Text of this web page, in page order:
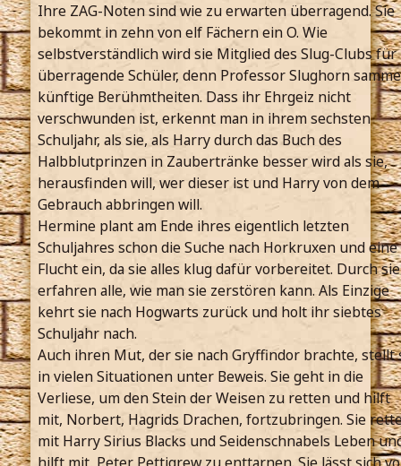
Ihre ZAG-Noten sind wie zu erwarten überragend. Sie
bekommt in zehn von elf Fächern ein O. Wie
selbstverständlich wird sie Mitglied des Slug-Clubs für
überragende Schüler, denn Professor Slughorn
künftige Berühmtheiten. Dass ihr Ehrgeiz nicht
verschwunden ist, erkennt man in ihrem sechsten
Schuljahr, als sie, als Harry durch das Buch des
Halbblutprinzen in Zaubertränke besser wird als sie,
herausfinden will, wer dieser ist und Harry von dem
Gebrauch abbringen will.
Hermine plant am Ende ihres eigentlich letzten
Schuljahres schon die Suche nach Horkruxen und eine
Flucht ein, da sie alles klug dafür vorbereitet. Durch sie
erfahren alle, wie man sie zerstören kann. Als Einzige
kehrt sie nach Hogwarts zurück und holt ihr siebtes
Schuljahr nach.
Auch ihren Mut, der sie nach Gryffindor brachte, stellt
in vielen Situationen unter Beweis. Sie geht in die
Verliese, um den Stein der Weisen zu retten und hilft
mit, Norbert, Hagrids Drachen, fortzubringen. Sie
mit Harry Sirius Blacks und Seidenschnabels Leben